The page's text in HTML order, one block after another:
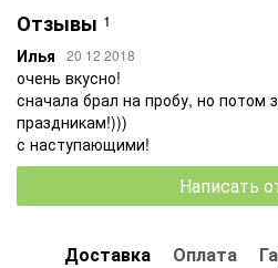
Отзывы 1
Илья 20 12 2018
очень вкусно!
сначала брал на пробу, но потом
праздникам!)))
с наступающими!
Написать
Доставка Оплата